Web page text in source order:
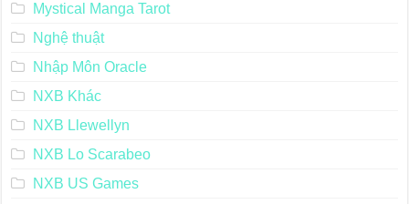
Mystical Manga Tarot
Nghệ thuật
Nhập Môn Oracle
NXB Khác
NXB Llewellyn
NXB Lo Scarabeo
NXB US Games